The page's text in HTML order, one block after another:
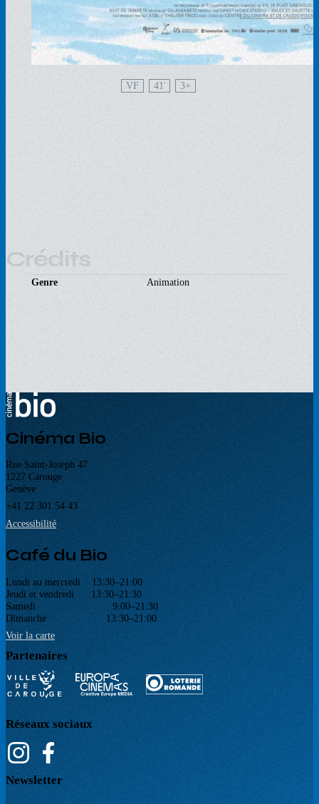
VF 41' 3
Crédits
Genre Animation
Cinéma Bio
Rue Saint-Joseph 47
1227 Carouge
Genève
+41 22 301 54 43
Accessibilité
Café du Bio
Lundi au mercredi 13:30–21:00
Jeudi et vendredi 13:30–21:30
Samedi 9:00–21:30
Dimanche 13:30–21:00
Voir la carte
Partenaires
Réseaux sociaux
Newsletter